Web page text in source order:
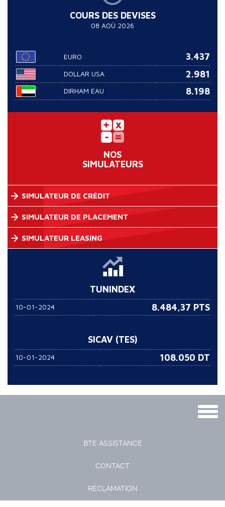
COURS DES DEVISES
08 AOÛ 2026
EURO 3.437
DOLLAR USA 2.981
DIRHAM EAU 8.198
NOS
SIMULATEURS
SIMULATEUR DE CRÉDIT
SIMULATEUR DE PLACEMENT
SIMULATEUR LEASING
TUNINDEX
10-01-2024 8.484,37 PTS
SICAV (TES)
10-01-2024 108.050 DT
BTE ASSISTANCE
CONTACT
RÉCLAMATION